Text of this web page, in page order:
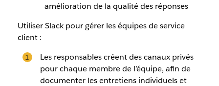
amélioration de la qualité des réponses
Utiliser Slack pour gérer les équipes de service
client :
Les responsables créent des canaux privés
pour chaque membre de l’équipe, afin de
documenter les entretiens individuels et